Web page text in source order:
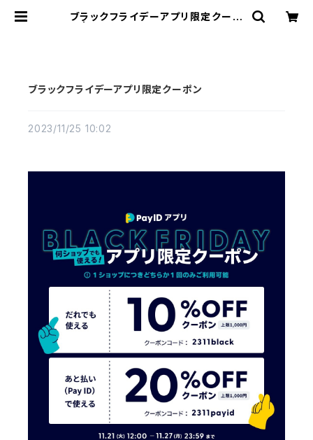
ブラックフライデーアプリ限定クーポ
ブラックフライデーアプリ限定クーポン
2023/11/25 10:02